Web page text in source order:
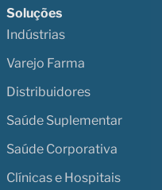
Soluções
Indústrias
Varejo Farma
Distribuidores
Saúde Suplementar
Saúde Corporativa
Clínicas e Hospitais